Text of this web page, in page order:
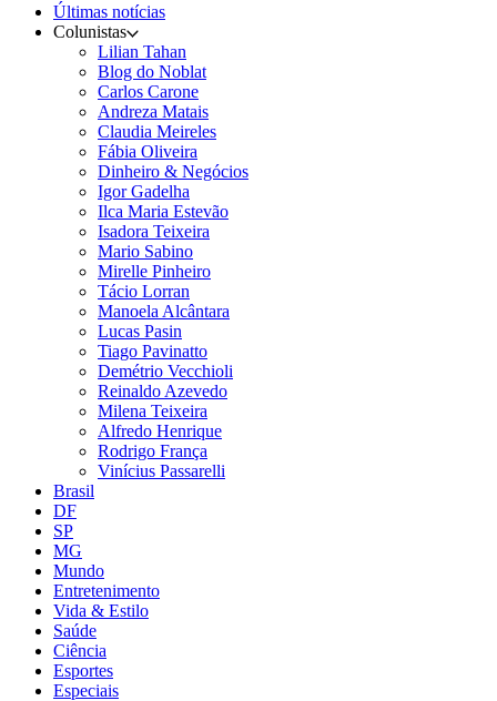
Últimas notícias
Colunistas
Lilian Tahan
Blog do Noblat
Carlos Carone
Andreza Matais
Claudia Meireles
Fábia Oliveira
Dinheiro & Negócios
Igor Gadelha
Ilca Maria Estevão
Isadora Teixeira
Mario Sabino
Mirelle Pinheiro
Tácio Lorran
Manoela Alcântara
Lucas Pasin
Tiago Pavinatto
Demétrio Vecchioli
Reinaldo Azevedo
Milena Teixeira
Alfredo Henrique
Rodrigo França
Vinícius Passarelli
Brasil
DF
SP
MG
Mundo
Entretenimento
Vida & Estilo
Saúde
Ciência
Esportes
Especiais